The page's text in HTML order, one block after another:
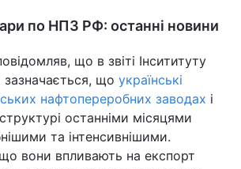
по НПЗ РФ: останні новини
що в звіті Інсититуту
зазначається, що українські
нафтопереробних заводах і
останніми місяцями
та інтенсивнішими.
вони впливають на експорт